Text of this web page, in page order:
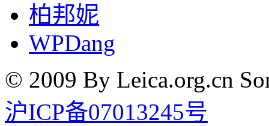
柏邦妮
WPDang
© 2009 By Leica.org.cn
沪ICP备07013245号